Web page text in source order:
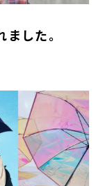
した。